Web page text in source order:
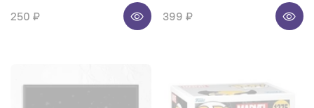
250 ₽
399 ₽